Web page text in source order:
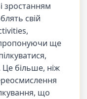
зростанням
свій
ще
Це більше, ніж
що